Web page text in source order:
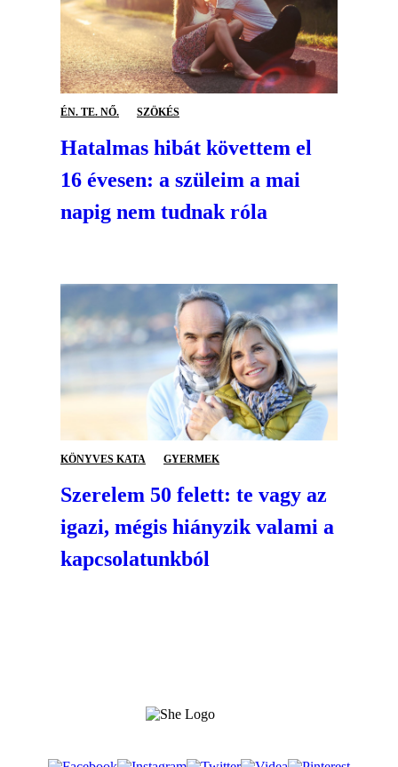
ÉN. TE. NŐ. SZÖKÉS
Hatalmas hibát követtem el
16 évesen: a szüleim a mai
napig nem tudnak róla
KÖNYVES KATA GYERMEK
Szerelem 50 felett: te vagy az
igazi, mégis hiányzik valami a
kapcsolatunkból